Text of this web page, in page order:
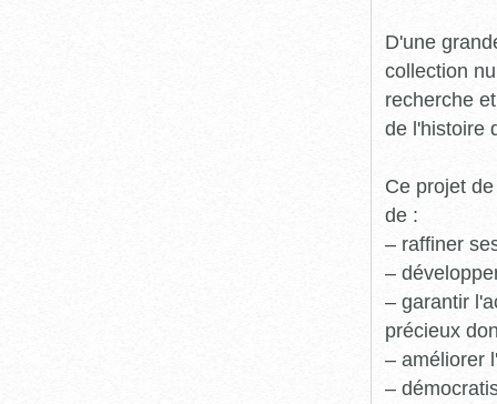
D'une
collection
recherche
de l'histoire
Ce projet
de :
– raffiner
–
– garantir
précieux
– améliorer
–